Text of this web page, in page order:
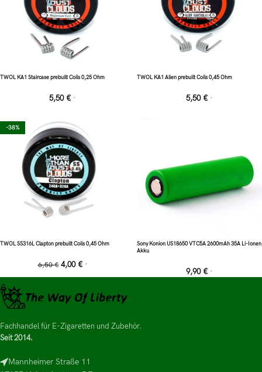
TWOL KA1 Staircase prebuilt Coils 0,25 Ohm
5,50 € *
TWOL KA1 Alien prebuilt Coils 0,45 Ohm
5,50 € *
-38%
TWOL SS316L Clapton prebuilt Coils 0,45 Ohm
6,50€ 4,00 € *
Sony Konion US18650 VTC5A 2600mAh 35A Li-Ionen
Akku
9,90 € *
Fachhandel für E-Zigaretten und Zubehör.
Seit 2014.
Mannheimer Straße 11